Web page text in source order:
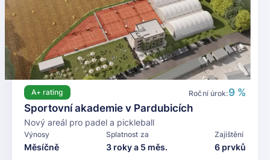
A+ rating Roční úrok:9 %
Sportovní akademie v Pardubicích
Nový areál pro padel a pickleball
Výnosy
Měsíčně
Splatnost za
3 roky a 5 měs.
Zajištění
6 prvků